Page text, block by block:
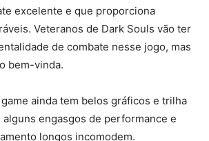
excelente e que proporciona
Veteranos de Dark Souls vão ter
de combate nesse jogo, mas
bem-vinda.
ainda tem belos gráficos e trilha
alguns engasgos de performance e
longos incomodem.